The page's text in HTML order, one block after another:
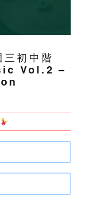
初中階
Vol.2 –